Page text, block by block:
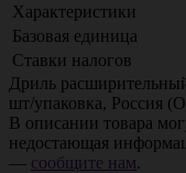
Характеристики
Базовая единица
Ставки налогов
Дриль
шт/упаковка, Россия
В описании товара
недостающая
— сообщите нам.